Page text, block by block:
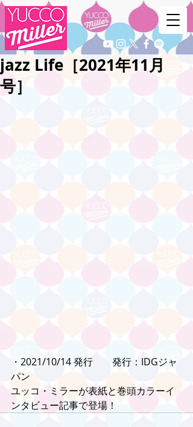
jazz Life［2021年11月
号］
・2021/10/14 発行　　発行：IDGジャ
パン
ユッコ・ミラーが表紙と巻頭カラーイ
ンタビュー記事で登場！